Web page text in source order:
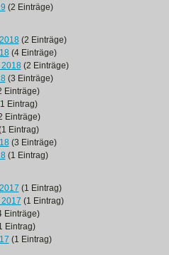
(2 Einträge)
(2 Einträge)
(4 Einträge)
(2 Einträge)
(3 Einträge)
Einträge)
Eintrag)
Einträge)
Eintrag)
(3 Einträge)
(1 Eintrag)
(1 Eintrag)
(1 Eintrag)
Einträge)
Eintrag)
(1 Eintrag)